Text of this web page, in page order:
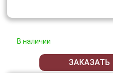
В наличии
ЗАКАЗАТЬ